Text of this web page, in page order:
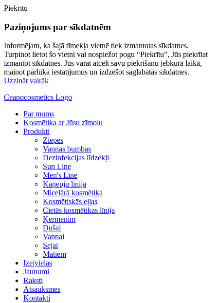
Piekrītu
Paziņojums par sīkdatnēm
Informējam, ka šajā tīmekļa vietnē tiek izmantotas sīkdatnes.
Turpinot lietot šo vietni vai nospiežot pogu “Piekrītu”, Jūs piekrītat
izmantot sīkdatnes. Jūs varat atcelt savu piekrišanu jebkurā laikā,
mainot pārlūka iestatījumus un izdzēšot saglabātās sīkdatnes.
Uzzināt vairāk
Ceanocosmetics Logo
Par mums
Kosmētika ar Jūsu zīmolu
Produkti
Ziepes
Vannas bumbas
Dezinfekcijas līdzekļi
Sun Line
Men's Line
Kaņepju līnija
Micelārā kosmētika
Kosmētiskās eļļas
Cietās kosmētikas līnija
Ķermenim
Dušai
Vannai
Sejai
Matiem
Izejvielas
Jaunumi
Raksti
Atsauksmes
Kontakti